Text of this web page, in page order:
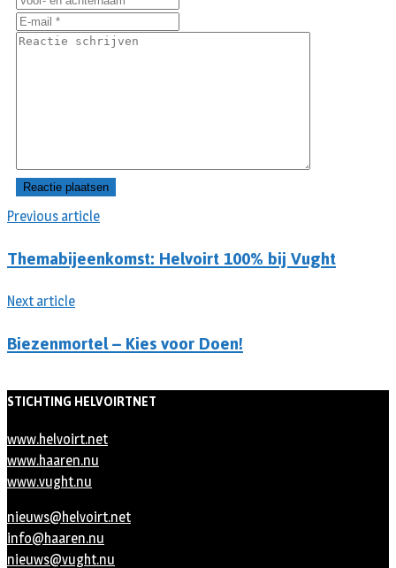
Previous article
Themabijeenkomst: Helvoirt 100% bij Vught
Next article
Biezenmortel – Kies voor Doen!
STICHTING HELVOIRTNET
www.helvoirt.net
www.haaren.nu
www.vught.nu
nieuws@helvoirt.net
info@haaren.nu
nieuws@vught.nu